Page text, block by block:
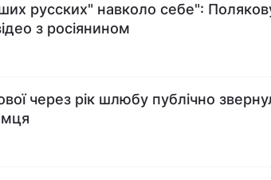
русских" навколо себе":
з росіянином
через рік шлюбу публічно